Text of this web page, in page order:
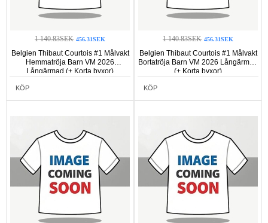
1 140.83SEK 456.31SEK
Belgien Thibaut Courtois #1 Målvakt
Hemmatröja Barn VM 2026
Långärmad (+ Korta byxor)
KÖP
1 140.83SEK 456.31SEK
Belgien Thibaut Courtois #1 Målvakt
Bortatröja Barn VM 2026 Långärmad
(+ Korta byxor)
KÖP